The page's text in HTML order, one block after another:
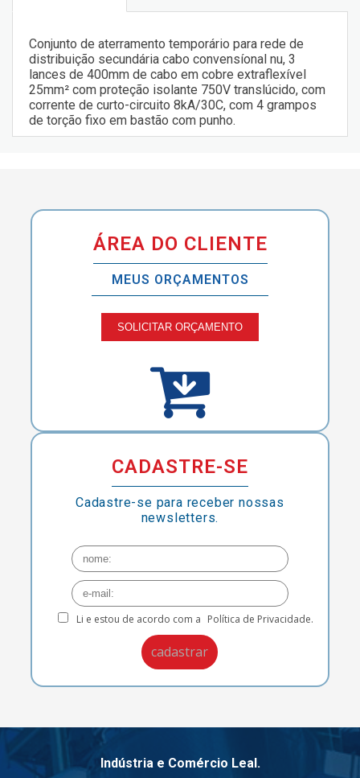
Conjunto de aterramento temporário para rede de
distribuição secundária cabo convensíonal nu, 3
lances de 400mm de cabo em cobre extraflexível
25mm² com proteção isolante 750V translúcido, com
corrente de curto-circuito 8kA/30C, com 4 grampos
de torção fixo em bastão com punho.
ÁREA DO CLIENTE
MEUS ORÇAMENTOS
SOLICITAR ORÇAMENTO
CADASTRE-SE
Cadastre-se para receber nossas
newsletters.
Li e estou de acordo com a Política de Privacidade.
Indústria e Comércio Leal.